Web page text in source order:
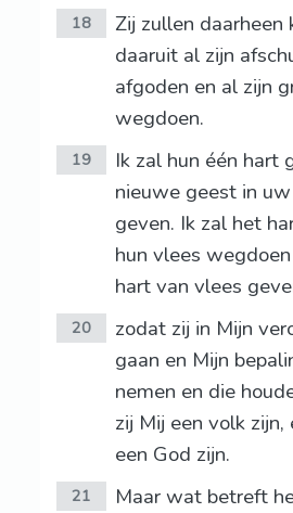
18
Zij zullen daarheen
daaruit al zijn
afgoden en al zijn
wegdoen.
19
Ik zal hun één hart
nieuwe geest in
geven. Ik zal het
hun vlees
hart van vlees
20
zodat zij in Mijn
gaan en Mijn
nemen en die
zij Mij een volk zijn,
een God zijn.
21
Maar wat betreft